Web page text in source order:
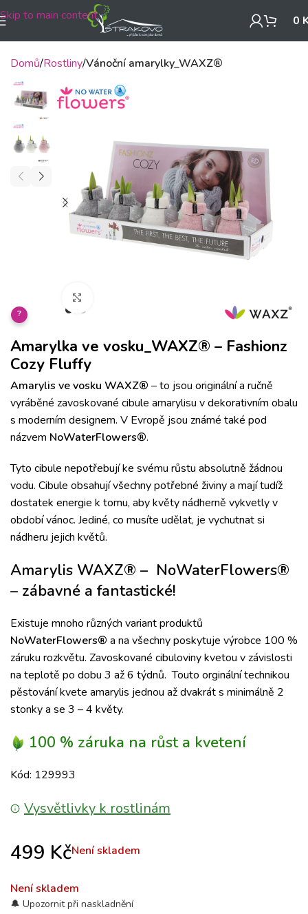
Skip to main content 0
Domů Rostliny Vánoční amarylky_WAXZ®
?
Amarylka ve vosku_WAXZ® – Fashionz
Cozy Fluffy
Amarylis ve vosku WAXZ® – to jsou originální a ručně
vyráběné zavoskované cibule amarylisu v dekorativním obalu
s moderním designem. V Evropě jsou známé také pod
názvem NoWaterFlowers®.
Tyto cibule nepotřebují ke svému růstu absolutně žádnou
vodu. Cibule obsahují všechny potřebné živiny a mají tudíž
dostatek energie k tomu, aby květy nádherně vykvetly v
období vánoc. Jediné, co musíte udělat, je vychutnat si
nádheru jejich květů.
Amarylis WAXZ® – NoWaterFlowers®
– zábavné a fantastické!
Existuje mnoho různých variant produktů
NoWaterFlowers® a na všechny poskytuje výrobce 100 %
záruku rozkvětu. Zavoskované cibuloviny kvetou v závislosti
na teplotě po dobu 3 až 6 týdnů. Touto orginální technikou
pěstování kvete amarylis jednou až dvakrát s minimálně 2
stonky a se 3 – 4 květy.
100 % záruka na růst a kvetení
Kód: 129993
Vysvětlivky k rostlinám
499 KčNení skladem
Není skladem